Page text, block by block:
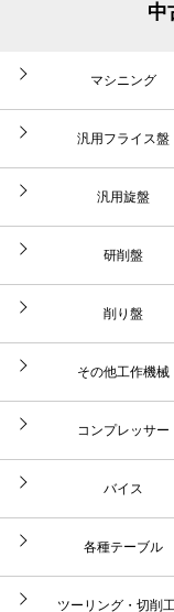
中
マシニング
汎用フライス盤
汎用旋盤
研削盤
削り盤
その他工作機械
コンプレッサー
バイス
各種テーブル
ツーリング・切削